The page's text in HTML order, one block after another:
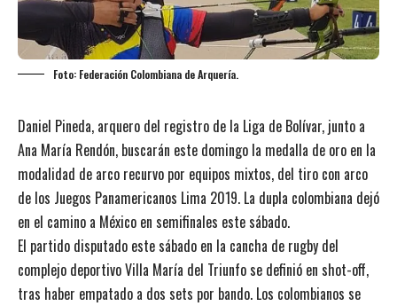
Foto: Federación Colombiana de Arquería.
Daniel Pineda, arquero del registro de la Liga de Bolívar, junto a
Ana María Rendón, buscarán este domingo la medalla de oro en la
modalidad de arco recurvo por equipos mixtos, del tiro con arco
de los Juegos Panamericanos Lima 2019. La dupla colombiana dejó
en el camino a México en semifinales este sábado.
El partido disputado este sábado en la cancha de rugby del
complejo deportivo Villa María del Triunfo se definió en shot-off,
tras haber empatado a dos sets por bando. Los colombianos se